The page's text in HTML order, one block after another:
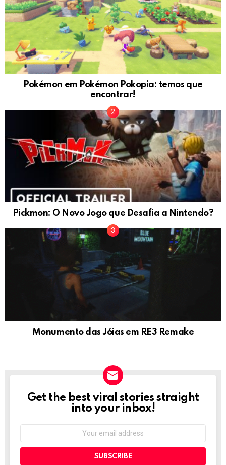
Pokémon em Pokémon Pokopia: temos que
encontrar!
Pickmon: O Novo Jogo que Desafia a Nintendo?
Monumento das Jóias em RE3 Remake
NEWSLETTER
Get the best viral stories straight
into your inbox!